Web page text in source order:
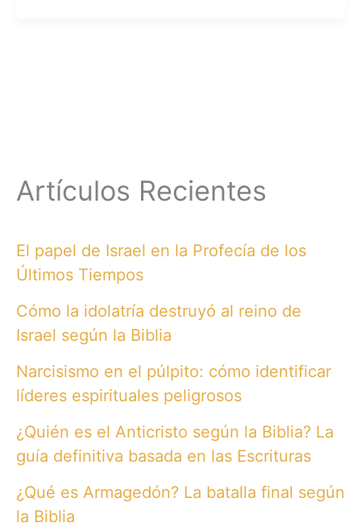
Artículos Recientes
El papel de Israel en la Profecía de los
Últimos Tiempos
Cómo la idolatría destruyó al reino de
Israel según la Biblia
Narcisismo en el púlpito: cómo identificar
líderes espirituales peligrosos
¿Quién es el Anticristo según la Biblia? La
guía definitiva basada en las Escrituras
¿Qué es Armagedón? La batalla final según
la Biblia